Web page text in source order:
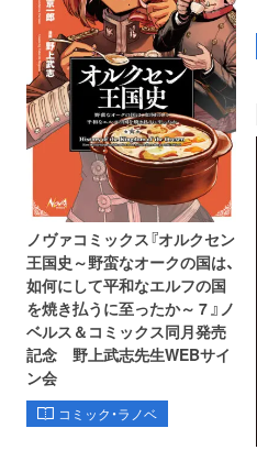
ノヴァコミックス『オルクセン
王国史～野蛮なオークの国は、
如何にして平和なエルフの国
を焼き払うに至ったか～ 7 』ノ
ベルス＆コミックス同月発売
記念 野上武志先生WEBサイ
ン会
コミック・ラノベ